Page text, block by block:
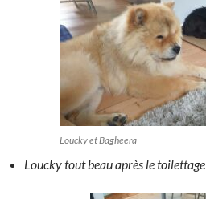
Loucky et Bagheera
Loucky tout beau après le toilettage